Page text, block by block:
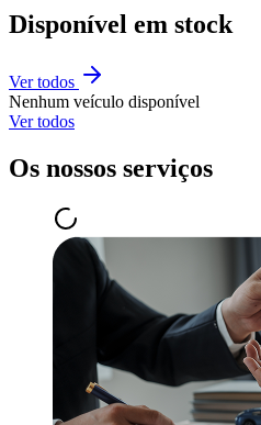
Disponível em stock
Ver todos
Nenhum veículo disponível
Ver todos
Os nossos serviços